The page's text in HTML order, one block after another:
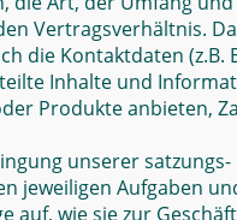
Vertragsverhältnis.
die Kontaktdaten
Inhalte und
Produkte anbieten,
unserer
jeweiligen Aufgaben
auf, wie sie zur